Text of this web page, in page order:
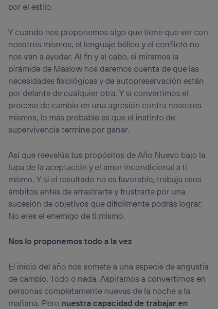
por el estilo.
Y cuando nos proponemos algo que tiene que ver con
nosotros mismos, el lenguaje bélico y el conflicto no
nos van a ayudar. Al fin y al cabo, si miramos la
pirámide de Maslow nos daremos cuenta de que las
necesidades fisiológicas y de autopreservación están
por delante de cualquier otra. Y si convertimos el
proceso de cambio en una agresión contra nosotros
mismos, lo más probable es que el instinto de
supervivencia termine por ganar.
Así que reevalúa tus propósitos de Año Nuevo bajo la
lupa de la aceptación y el amor incondicional a ti
mismo. Y si el resultado no es favorable, trabaja esos
ámbitos antes de arrastrarte y frustrarte por una
sucesión de objetivos que difícilmente podrás lograr.
No eres el enemigo de ti mismo.
Nos lo proponemos todo a la vez
El inicio del año nos somete a una especie de angustia
de cambio. Todo o nada. Aspiramos a convertirnos en
personas completamente nuevas de la noche a la
mañana. Pero nuestra capacidad de trabajar en